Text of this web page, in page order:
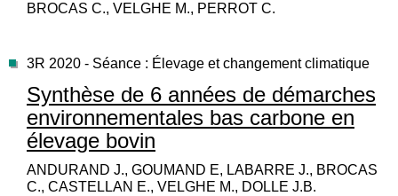
BROCAS C., VELGHE M., PERROT C.
3R 2020 - Séance : Élevage et changement climatique
Synthèse de 6 années de démarches
environnementales bas carbone en
élevage bovin
ANDURAND J., GOUMAND E, LABARRE J., BROCAS
C., CASTELLAN E., VELGHE M., DOLLE J.B.